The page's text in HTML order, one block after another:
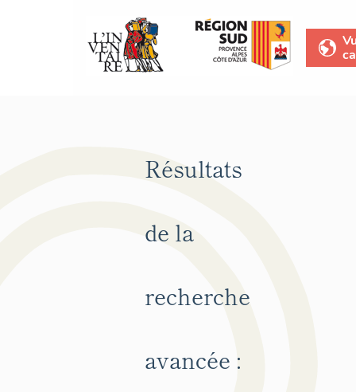
Résultats
de la
recherche
avancée :